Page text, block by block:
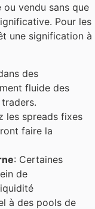
vendu sans que
Pour les
une signification à
des
fluide des
les spreads fixes
faire la
: Certaines
de
à des pools de